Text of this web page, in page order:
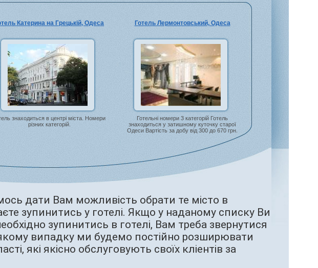
Катерина на Грецькій, Одеса
знаходиться в центрі міста. Номери
різних категорій.
Готель Лермонтовський, Одеса
Готельні номери 3 категорій Готель
знаходиться у затишному куточку старої
Одеси Вартість за добу від 300 до 670 грн.
дати Вам можливість обрати те місто в
зупинитись у готелі. Якщо у наданому списку Ви
зупинитись в готелі, Вам треба звернутися
випадку ми будемо постійно розширювати
які якісно обслуговують своїх кліентів за